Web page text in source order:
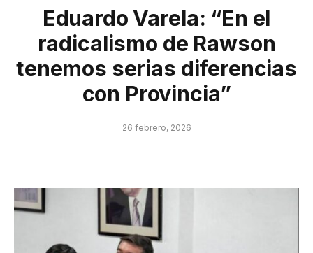
Eduardo Varela: “En el
radicalismo de Rawson
tenemos serias diferencias
con Provincia”
26 febrero, 2026